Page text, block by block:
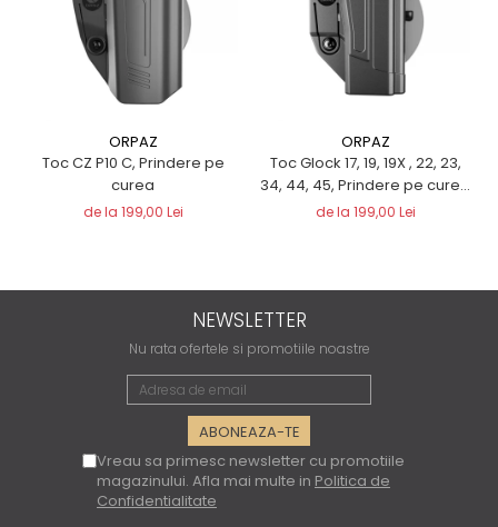
ORPAZ
Toc CZ P10 C, Prindere pe
curea
de la 199,00 Lei
ORPAZ
Toc Glock 17, 19, 19X , 22, 23,
34, 44, 45, Prindere pe curea
- ORPAZ
de la 199,00 Lei
NEWSLETTER
Nu rata ofertele si promotiile noastre
Vreau sa primesc newsletter cu promotiile
magazinului. Afla mai multe in Politica de
Confidentialitate